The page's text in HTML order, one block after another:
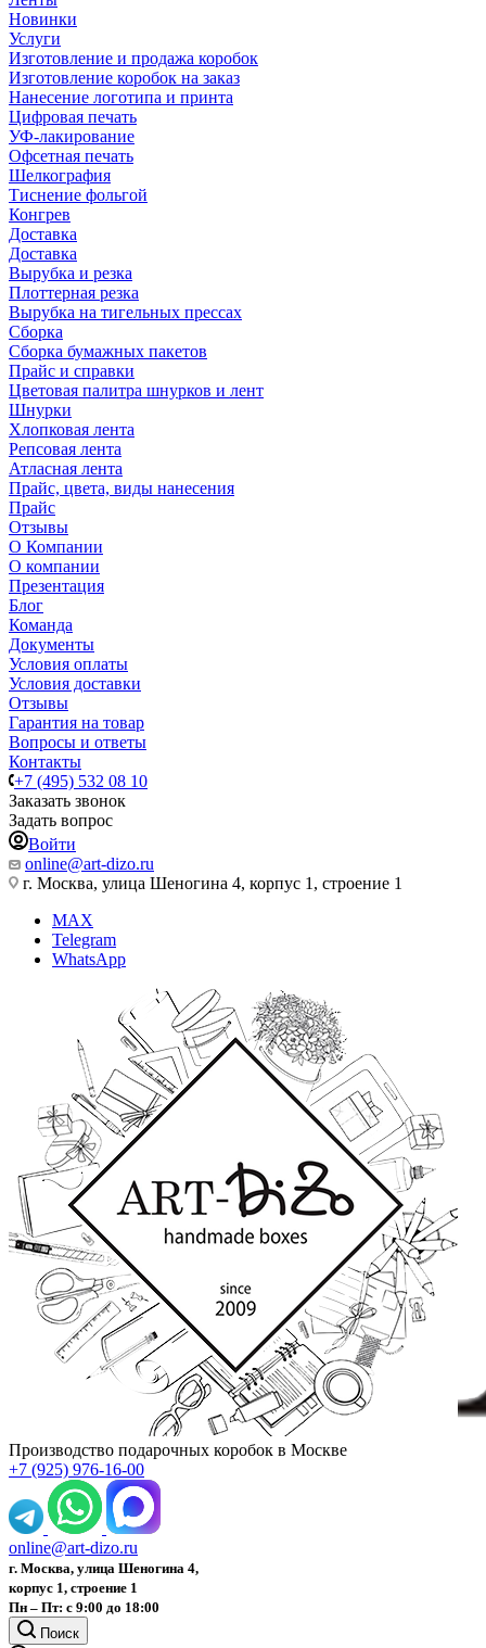
Новинки
Услуги
Изготовление и продажа коробок
Изготовление коробок на заказ
Нанесение логотипа и принта
Цифровая печать
УФ-лакирование
Офсетная печать
Шелкография
Тиснение фольгой
Конгрев
Доставка
Доставка
Вырубка и резка
Плоттерная резка
Вырубка на тигельных прессах
Сборка
Сборка бумажных пакетов
Прайс и справки
Цветовая палитра шнурков и лент
Шнурки
Хлопковая лента
Репсовая лента
Атласная лента
Прайс, цвета, виды нанесения
Прайс
Отзывы
О Компании
О компании
Презентация
Блог
Команда
Документы
Условия оплаты
Условия доставки
Отзывы
Гарантия на товар
Вопросы и ответы
Контакты
+7 (495) 532 08 10
Заказать звонок
Задать вопрос
Войти
online@art-dizo.ru
г. Москва, улица Шеногина 4, корпус 1, строение 1
MAX
Telegram
WhatsApp
Производство подарочных коробок в Москве
+7 (925) 976-16-00
online@art-dizo.ru
г. Москва, улица Шеногина 4,
корпус 1, строение 1
Пн – Пт: с 9:00 до 18:00
Поиск